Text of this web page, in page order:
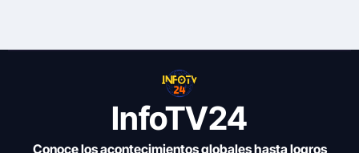
InfoTV24
Conoce los acontecimientos globales hasta logros